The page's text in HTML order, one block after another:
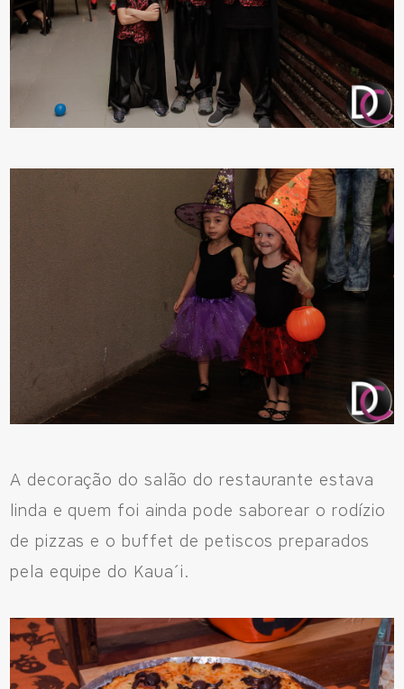
A decoração do salão do restaurante estava
linda e quem foi ainda pode saborear o rodízio
de pizzas e o buffet de petiscos preparados
pela equipe do Kaua´i.